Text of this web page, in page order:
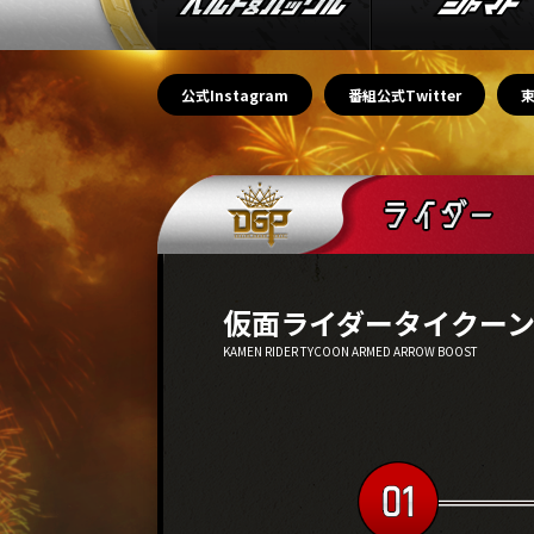
公式Instagram 番組公式Twitter
仮面ライダータイクー
KAMEN RIDER TYCOON ARMED ARROW BOOST